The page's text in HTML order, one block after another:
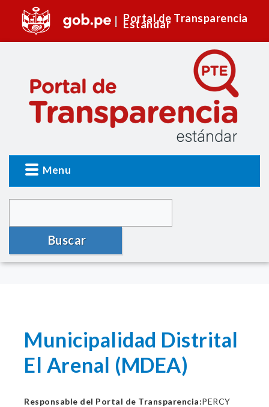
Portal de Transparencia
Estándar
Menu
Buscar
Municipalidad Distrital
El Arenal (MDEA)
Responsable del Portal de Transparencia:PERCY